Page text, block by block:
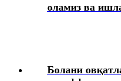
оламиз ва
Болани